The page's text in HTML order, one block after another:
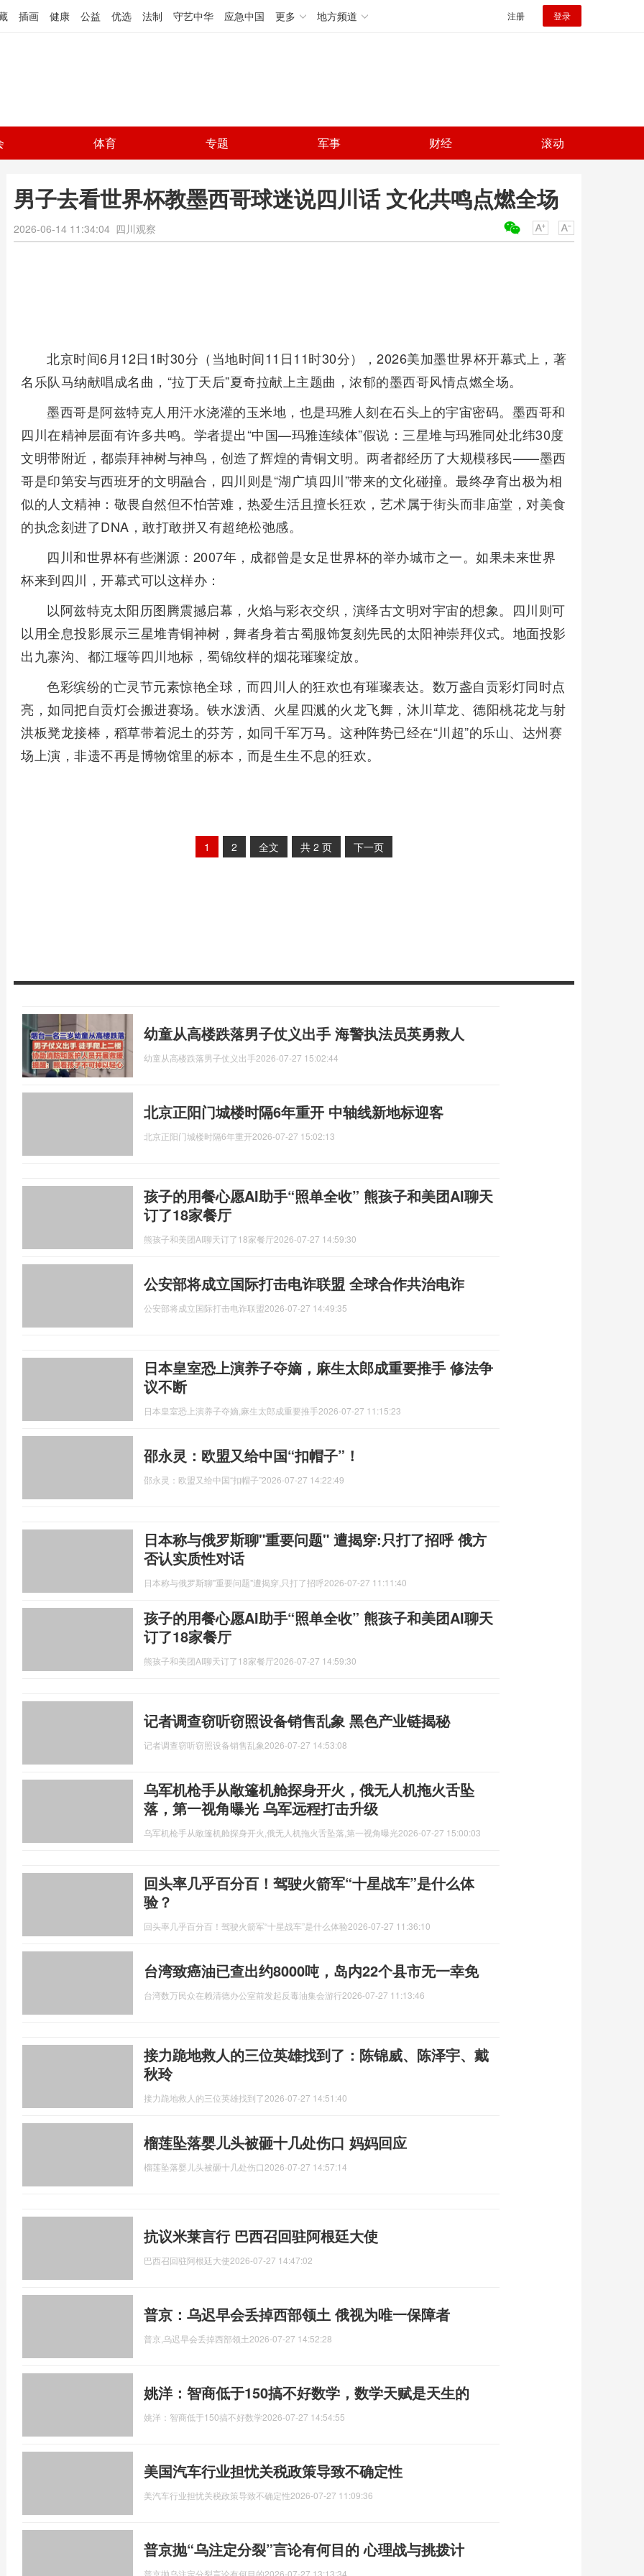
插画 健康 公益 优选 法制 守艺中华 应急中国 更多 地方频道 注册 登录
体育 专题 军事 财经 滚动
男子去看世界杯教墨西哥球迷说四川话 文化共鸣点燃全场
2026-06-14 11:34:04 四川观察
北京时间6月12日1时30分（当地时间11日11时30分），2026美加墨世界杯开幕式上，著
名乐队马纳献唱成名曲，“拉丁天后”夏奇拉献上主题曲，浓郁的墨西哥风情点燃全场。
墨西哥是阿兹特克人用汗水浇灌的玉米地，也是玛雅人刻在石头上的宇宙密码。墨西哥和
四川在精神层面有许多共鸣。学者提出“中国—玛雅连续体”假说：三星堆与玛雅同处北纬30度
文明带附近，都崇拜神树与神鸟，创造了辉煌的青铜文明。两者都经历了大规模移民——墨西
哥是印第安与西班牙的文明融合，四川则是“湖广填四川”带来的文化碰撞。最终孕育出极为相
似的人文精神：敬畏自然但不怕苦难，热爱生活且擅长狂欢，艺术属于街头而非庙堂，对美食
的执念刻进了DNA，敢打敢拼又有超绝松弛感。
四川和世界杯有些渊源：2007年，成都曾是女足世界杯的举办城市之一。如果未来世界
杯来到四川，开幕式可以这样办：
以阿兹特克太阳历图腾震撼启幕，火焰与彩衣交织，演绎古文明对宇宙的想象。四川则可
以用全息投影展示三星堆青铜神树，舞者身着古蜀服饰复刻先民的太阳神崇拜仪式。地面投影
出九寨沟、都江堰等四川地标，蜀锦纹样的烟花璀璨绽放。
色彩缤纷的亡灵节元素惊艳全球，而四川人的狂欢也有璀璨表达。数万盏自贡彩灯同时点
亮，如同把自贡灯会搬进赛场。铁水泼洒、火星四溅的火龙飞舞，沐川草龙、德阳桃花龙与射
洪板凳龙接棒，稻草带着泥土的芬芳，如同千军万马。这种阵势已经在“川超”的乐山、达州赛
场上演，非遗不再是博物馆里的标本，而是生生不息的狂欢。
1 2 全文 共 2 页 下一页
幼童从高楼跌落男子仗义出手 海警执法员英勇救人
幼童从高楼跌落男子仗义出手2026-07-27 15:02:44
北京正阳门城楼时隔6年重开 中轴线新地标迎客
北京正阳门城楼时隔6年重开2026-07-27 15:02:13
孩子的用餐心愿AI助手“照单全收” 熊孩子和美团AI聊天
订了18家餐厅
熊孩子和美团AI聊天订了18家餐厅2026-07-27 14:59:30
公安部将成立国际打击电诈联盟 全球合作共治电诈
公安部将成立国际打击电诈联盟2026-07-27 14:49:35
日本皇室恐上演养子夺嫡，麻生太郎成重要推手 修法争
议不断
日本皇室恐上演养子夺嫡,麻生太郎成重要推手2026-07-27 11:15:23
邵永灵：欧盟又给中国“扣帽子”！
邵永灵：欧盟又给中国“扣帽子”2026-07-27 14:22:49
日本称与俄罗斯聊"重要问题" 遭揭穿:只打了招呼 俄方
否认实质性对话
日本称与俄罗斯聊"重要问题"遭揭穿,只打了招呼2026-07-27 11:11:40
孩子的用餐心愿AI助手“照单全收” 熊孩子和美团AI聊天
订了18家餐厅
熊孩子和美团AI聊天订了18家餐厅2026-07-27 14:59:30
记者调查窃听窃照设备销售乱象 黑色产业链揭秘
记者调查窃听窃照设备销售乱象2026-07-27 14:53:08
乌军机枪手从敞篷机舱探身开火，俄无人机拖火舌坠
落，第一视角曝光 乌军远程打击升级
乌军机枪手从敞篷机舱探身开火,俄无人机拖火舌坠落,第一视角曝光2026-07-27 15:00:03
回头率几乎百分百！驾驶火箭军“十星战车”是什么体
验？
回头率几乎百分百！驾驶火箭军“十星战车”是什么体验2026-07-27 11:36:10
台湾致癌油已查出约8000吨，岛内22个县市无一幸免
台湾数万民众在赖清德办公室前发起反毒油集会游行2026-07-27 11:13:46
接力跪地救人的三位英雄找到了：陈锦威、陈泽宇、戴
秋玲
接力跪地救人的三位英雄找到了2026-07-27 14:51:40
榴莲坠落婴儿头被砸十几处伤口 妈妈回应
榴莲坠落婴儿头被砸十几处伤口2026-07-27 14:57:14
抗议米莱言行 巴西召回驻阿根廷大使
巴西召回驻阿根廷大使2026-07-27 14:47:02
普京：乌迟早会丢掉西部领土 俄视为唯一保障者
普京,乌迟早会丢掉西部领土2026-07-27 14:52:28
姚洋：智商低于150搞不好数学，数学天赋是天生的
姚洋：智商低于150搞不好数学2026-07-27 14:54:55
美国汽车行业担忧关税政策导致不确定性
美汽车行业担忧关税政策导致不确定性2026-07-27 11:09:36
普京抛“乌注定分裂”言论有何目的 心理战与挑拨计
普京抛乌注定分裂言论有何目的2026-07-27 13:13:34